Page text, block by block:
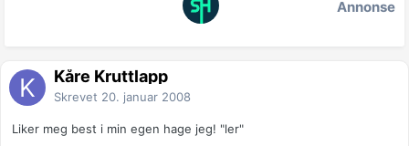
Annonse
Kåre Kruttlapp
Skrevet 20. januar 2008
Liker meg best i min egen hage jeg! "ler"